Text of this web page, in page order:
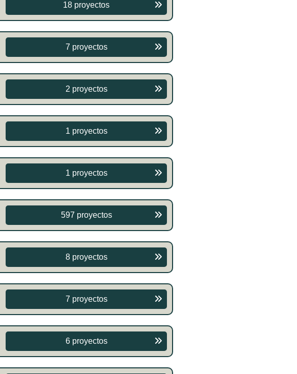
18 proyectos
7 proyectos
2 proyectos
1 proyectos
1 proyectos
597 proyectos
8 proyectos
7 proyectos
6 proyectos